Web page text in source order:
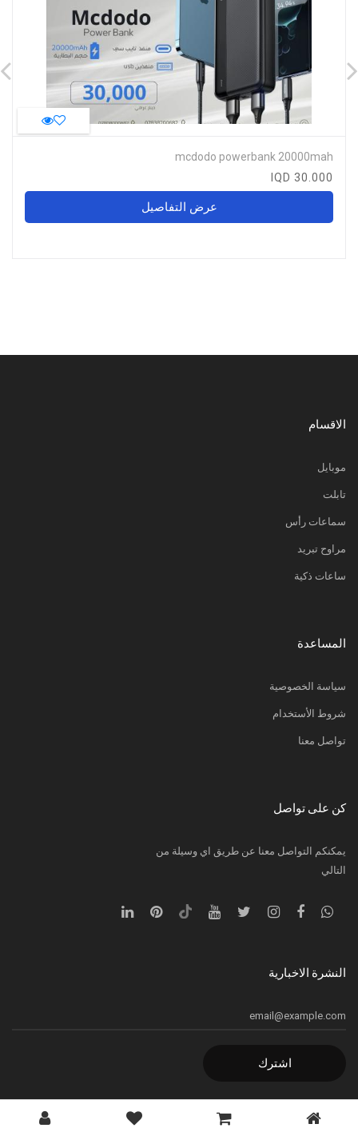
mcdodo powerbank 20000mah
30.000 IQD
عرض التفاصيل
الاقسام
موبايل
تابلت
سماعات رأس
مراوح تبريد
ساعات ذكية
المساعدة
سياسة الخصوصية
شروط الأستخدام
تواصل معنا
كن على تواصل
يمكنكم التواصل معنا عن طريق اي وسيلة من
التالي
النشرة الاخبارية
اشترك